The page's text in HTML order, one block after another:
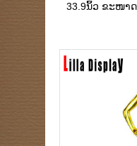
33.9ນິ້ວ ຂະໜາ